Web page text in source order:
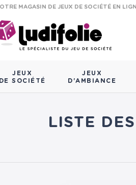
MAGASIN DE JEUX DE SOCIÉTÉ EN
JEUX
DE SOCIÉTÉ
JEUX
D'AMBIANCE
LISTE